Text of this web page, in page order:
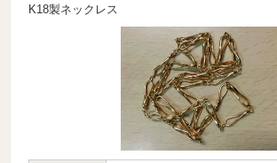
K18製ネックレス